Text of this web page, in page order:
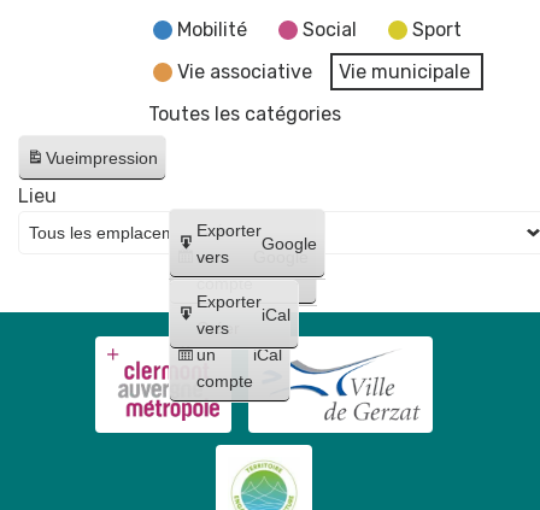
Mobilité
Social
Sport
Vie associative
Vie municipale
Toutes les catégories
Vueimpression
Créer
un
compte
Google
Créer
un
compte
iCal
Exporter
vers
Google
Exporter
vers
iCal
Lieu